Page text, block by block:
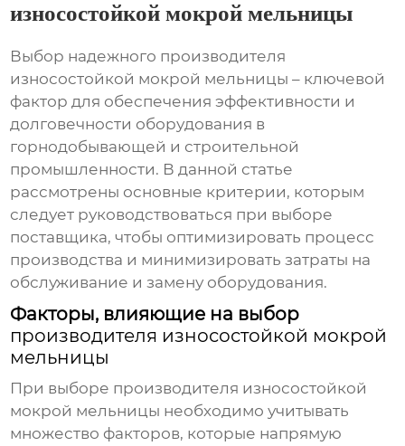
износостойкой мокрой мельницы
Выбор надежного производителя
износостойкой мокрой мельницы – ключевой
фактор для обеспечения эффективности и
долговечности оборудования в
горнодобывающей и строительной
промышленности. В данной статье
рассмотрены основные критерии, которым
следует руководствоваться при выборе
поставщика, чтобы оптимизировать процесс
производства и минимизировать затраты на
обслуживание и замену оборудования.
Факторы, влияющие на выбор
производителя износостойкой мокрой
мельницы
При выборе производителя износостойкой
мокрой мельницы необходимо учитывать
множество факторов, которые напрямую